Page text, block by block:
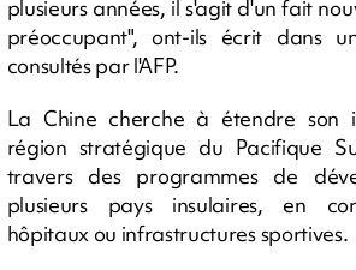
plusieurs années, il s'agit d'un fait
préoccupant", ont-ils écrit dans
consultés par l'AFP.
La Chine cherche à étendre son
région stratégique du Pacifique
travers des programmes de
plusieurs pays insulaires, en
hôpitaux ou infrastructures sportives.